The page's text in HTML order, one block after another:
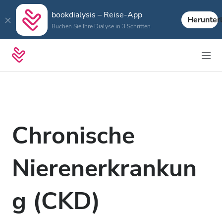
bookdialysis – Reise-App
Buchen Sie Ihre Dialyse in 3 Schritten
Chronische
Nierenerkrankun
g (CKD)